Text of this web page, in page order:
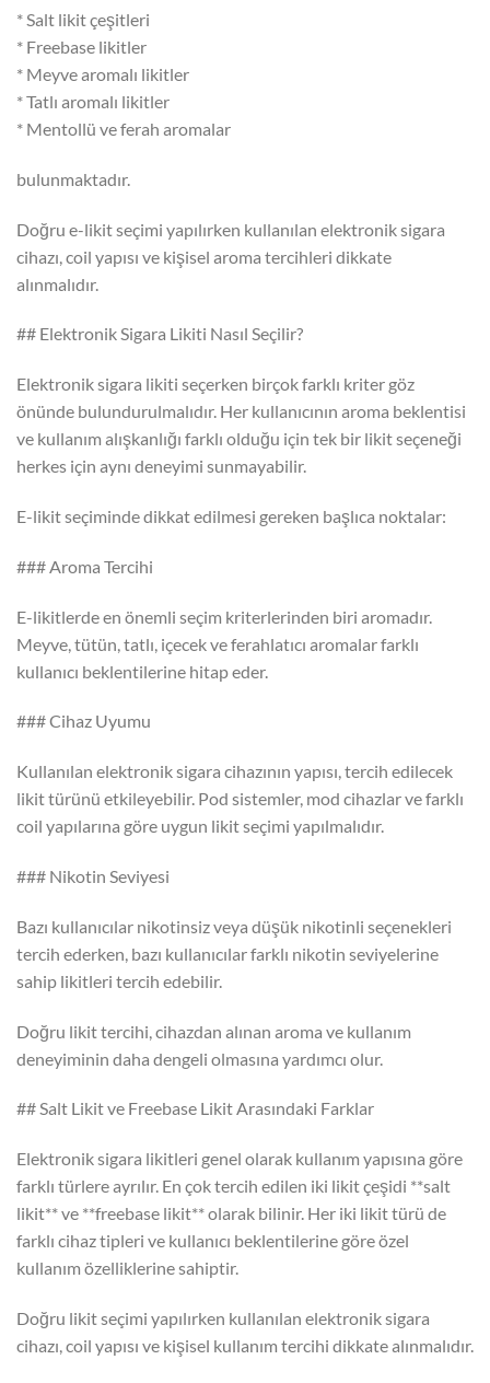
* Salt likit çeşitleri
* Freebase likitler
* Meyve aromalı likitler
* Tatlı aromalı likitler
* Mentollü ve ferah aromalar
bulunmaktadır.
Doğru e-likit seçimi yapılırken kullanılan elektronik sigara
cihazı, coil yapısı ve kişisel aroma tercihleri dikkate
alınmalıdır.
## Elektronik Sigara Likiti Nasıl Seçilir?
Elektronik sigara likiti seçerken birçok farklı kriter göz
önünde bulundurulmalıdır. Her kullanıcının aroma beklentisi
ve kullanım alışkanlığı farklı olduğu için tek bir likit seçeneği
herkes için aynı deneyimi sunmayabilir.
E-likit seçiminde dikkat edilmesi gereken başlıca noktalar:
### Aroma Tercihi
E-likitlerde en önemli seçim kriterlerinden biri aromadır.
Meyve, tütün, tatlı, içecek ve ferahlatıcı aromalar farklı
kullanıcı beklentilerine hitap eder.
### Cihaz Uyumu
Kullanılan elektronik sigara cihazının yapısı, tercih edilecek
likit türünü etkileyebilir. Pod sistemler, mod cihazlar ve farklı
coil yapılarına göre uygun likit seçimi yapılmalıdır.
### Nikotin Seviyesi
Bazı kullanıcılar nikotinsiz veya düşük nikotinli seçenekleri
tercih ederken, bazı kullanıcılar farklı nikotin seviyelerine
sahip likitleri tercih edebilir.
Doğru likit tercihi, cihazdan alınan aroma ve kullanım
deneyiminin daha dengeli olmasına yardımcı olur.
## Salt Likit ve Freebase Likit Arasındaki Farklar
Elektronik sigara likitleri genel olarak kullanım yapısına göre
farklı türlere ayrılır. En çok tercih edilen iki likit çeşidi **salt
likit** ve **freebase likit** olarak bilinir. Her iki likit türü de
farklı cihaz tipleri ve kullanıcı beklentilerine göre özel
kullanım özelliklerine sahiptir.
Doğru likit seçimi yapılırken kullanılan elektronik sigara
cihazı, coil yapısı ve kişisel kullanım tercihi dikkate alınmalıdır.